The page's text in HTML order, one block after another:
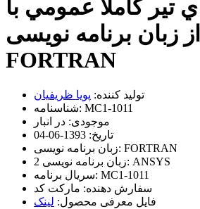
تير کاملا عمومي با
زبان برنامه نویسی
FORTRAN
تولید کننده: پویا ظریفیان
شناسنامه: MC1-1011
موجودی: در انبار
تاریخ: 1393-06-04
زبان برنامه نویسی: FORTRAN
زبان برنامه نویسی 2: ANSYS
سریال برنامه: MC1-1011
سفارش دهنده: مارکت کد
فایل معرفی محصول: لینک